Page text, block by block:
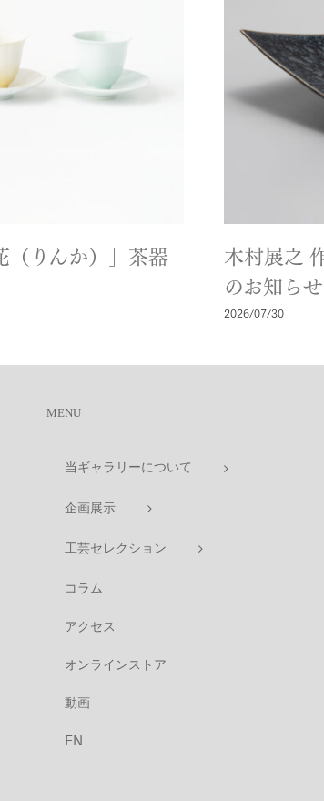
（りんか）」茶器
木村展之
のお知らせ
2026/07/30
MENU
当ギャラリーについて
企画展示
工芸セレクション
コラム
アクセス
オンラインストア
動画
EN